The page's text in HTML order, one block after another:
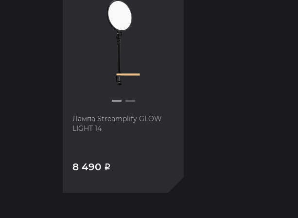
Лампа Streamplify GLOW
LIGHT 14
8 490 Р